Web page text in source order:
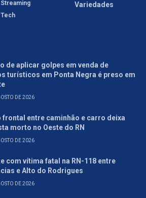
Streaming
Tech
Variedades
de aplicar golpes em venda de
turísticos em Ponta Negra é preso em
DE 2026
frontal entre caminhão e carro deixa
morto no Oeste do RN
DE 2026
com vítima fatal na RN-118 entre
e Alto do Rodrigues
DE 2026